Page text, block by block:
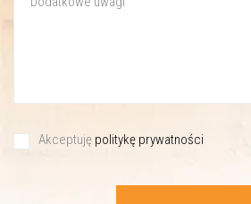
Akceptuję politykę prywatności